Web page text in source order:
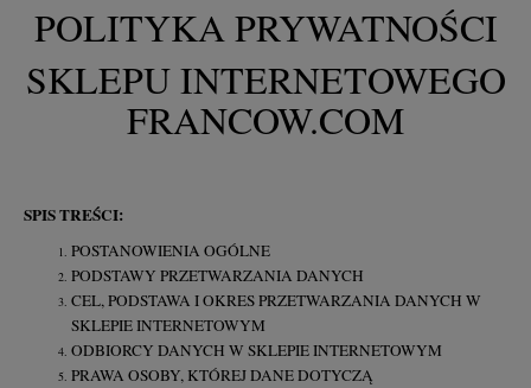
POLITYKA PRYWATNOŚCI
SKLEPU INTERNETOWEGO
FRANCOW.COM
SPIS TREŚCI:
POSTANOWIENIA OGÓLNE
PODSTAWY PRZETWARZANIA DANYCH
CEL, PODSTAWA I OKRES PRZETWARZANIA DANYCH W
SKLEPIE INTERNETOWYM
ODBIORCY DANYCH W SKLEPIE INTERNETOWYM
PRAWA OSOBY, KTÓREJ DANE DOTYCZĄ